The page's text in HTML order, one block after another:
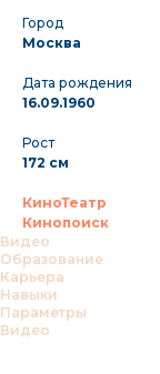
Город
Москва
Дата рождения
16.09.1960
Рост
172 см
КиноТеатр
Кинопоиск
Видео
Образование
Карьера
Навыки
Параметры
Видео